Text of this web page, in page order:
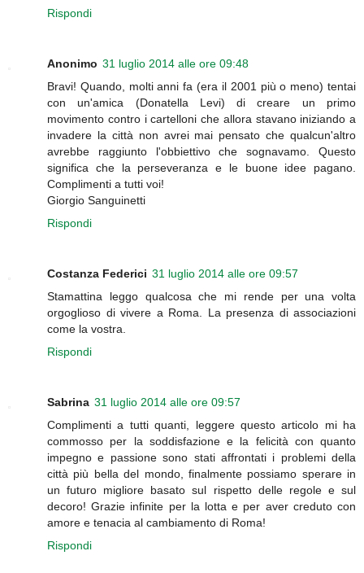
Rispondi
Anonimo 31 luglio 2014 alle ore 09:48
Bravi! Quando, molti anni fa (era il 2001 più o meno) tentai
con un'amica (Donatella Levi) di creare un primo
movimento contro i cartelloni che allora stavano iniziando a
invadere la città non avrei mai pensato che qualcun'altro
avrebbe raggiunto l'obbiettivo che sognavamo. Questo
significa che la perseveranza e le buone idee pagano.
Complimenti a tutti voi!
Giorgio Sanguinetti
Rispondi
Costanza Federici 31 luglio 2014 alle ore 09:57
Stamattina leggo qualcosa che mi rende per una volta
orgoglioso di vivere a Roma. La presenza di associazioni
come la vostra.
Rispondi
Sabrina 31 luglio 2014 alle ore 09:57
Complimenti a tutti quanti, leggere questo articolo mi ha
commosso per la soddisfazione e la felicità con quanto
impegno e passione sono stati affrontati i problemi della
città più bella del mondo, finalmente possiamo sperare in
un futuro migliore basato sul rispetto delle regole e sul
decoro! Grazie infinite per la lotta e per aver creduto con
amore e tenacia al cambiamento di Roma!
Rispondi